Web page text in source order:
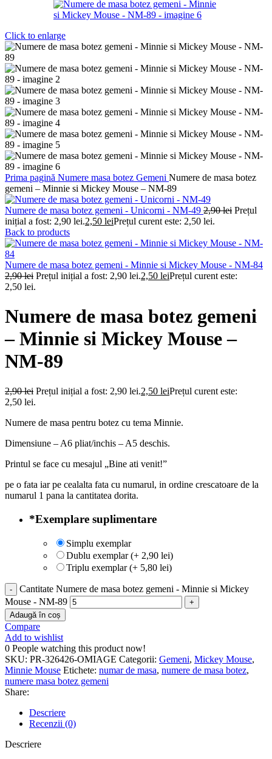
Click to enlarge
Prima pagină Numere masa botez Gemeni Numere de masa botez
gemeni – Minnie si Mickey Mouse – NM-89
Numere de masa botez gemeni - Unicorni - NM-49 2,90lei Prețul
inițial a fost: 2,90 lei.2,50 leiPrețul curent este: 2,50 lei.
Back to products
Numere de masa botez gemeni - Minnie si Mickey Mouse - NM-84
2,90lei Prețul inițial a fost: 2,90 lei.2,50 leiPrețul curent este:
2,50 lei.
Numere de masa botez gemeni
– Minnie si Mickey Mouse –
NM-89
2,90lei Prețul inițial a fost: 2,90 lei.2,50 leiPrețul curent este:
2,50 lei.
Numere de masa pentru botez cu tema Minnie.
Dimensiune – A6 pliat/inchis – A5 deschis.
Printul se face cu mesajul „Bine ati venit!”
pe o fata iar pe cealalta fata cu numarul, in ordine crescatoare de la
numarul 1 pana la cantitatea dorita.
*Exemplare suplimentare
Simplu exemplar
Dublu exemplar (+ 2,90 lei)
Triplu exemplar (+ 5,80 lei)
Cantitate Numere de masa botez gemeni - Minnie si Mickey
Mouse - NM-89
Adaugă în coș
Compare
Add to wishlist
0 People watching this product now!
SKU: PR-326426-OMIAGE Categorii: Gemeni, Mickey Mouse,
Minnie Mouse Etichete: numar de masa, numere de masa botez,
numere masa botez gemeni
Share:
Descriere
Recenzii (0)
Descriere